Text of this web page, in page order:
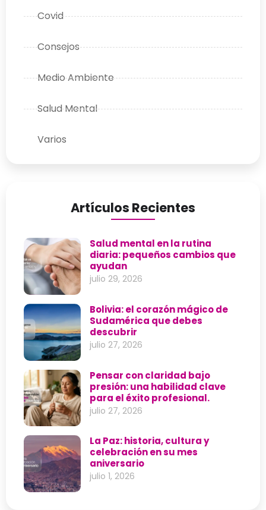
Covid
Consejos
Medio Ambiente
Salud Mental
Varios
Artículos Recientes
Salud mental en la rutina
diaria: pequeños cambios que
ayudan
julio 29, 2026
Bolivia: el corazón mágico de
Sudamérica que debes
descubrir
julio 27, 2026
Pensar con claridad bajo
presión: una habilidad clave
para el éxito profesional.
julio 27, 2026
La Paz: historia, cultura y
celebración en su mes
aniversario
julio 1, 2026